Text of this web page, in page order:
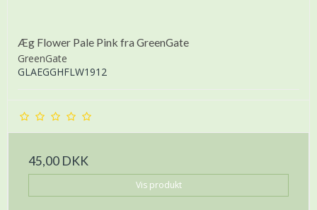
Æg Flower Pale Pink fra GreenGate
GreenGate
GLAEGGHFLW1912
45,00 DKK
Vis produkt